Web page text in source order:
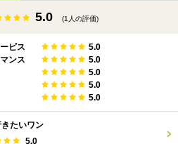
5.0 (1人の評価)
ビス
5.0
ンス
5.0
5.0
5.0
5.0
きたいワン
5.0